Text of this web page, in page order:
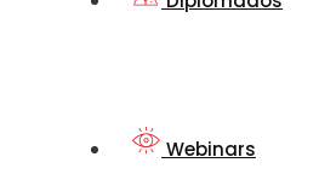
Webinars